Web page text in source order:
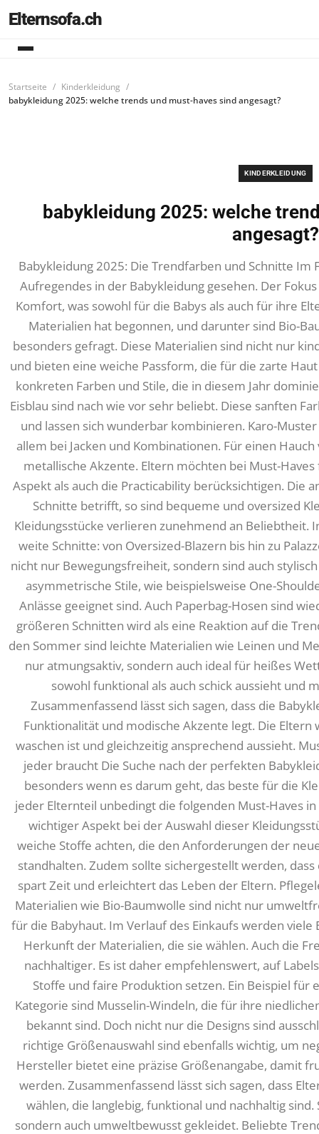
Elternsofa.ch
Startseite
Kinderkleidung
babykleidung 2025: welche trends und must-haves sind angesagt?
KINDERKLEIDUNG
babykleidung 2025: welche
angesagt?
Babykleidung 2025: Die Trendfarben und Schnitte Im
Aufregendes in der Babykleidung gesehen. Der
Komfort, was sowohl für die Babys als auch für ihre
Materialien hat begonnen, und darunter sind Bio-
besonders gefragt. Diese Materialien sind nicht nur
und bieten eine weiche Passform, die für die zarte
konkreten Farben und Stile, die in diesem Jahr
Eisblau sind nach wie vor sehr beliebt. Diese sanften
und lassen sich wunderbar kombinieren. Karo-
allem bei Jacken und Kombinationen. Für einen
metallische Akzente. Eltern möchten bei Must-
Aspekt als auch die Practicability berücksichtigen. Die
Schnitte betrifft, so sind bequeme und oversized
Kleidungsstücke verlieren zunehmend an
weite Schnitte: von Oversized-Blazern bis hin zu
nicht nur Bewegungsfreiheit, sondern sind auch
asymmetrische Stile, wie beispielsweise One-
Anlässe geeignet sind. Auch Paperbag-Hosen sind
größeren Schnitten wird als eine Reaktion auf die
den Sommer sind leichte Materialien wie Leinen und
nur atmungsaktiv, sondern auch ideal für heißes
sowohl funktional als auch schick aussieht und
Zusammenfassend lässt sich sagen, dass die
Funktionalität und modische Akzente legt. Die Eltern
waschen ist und gleichzeitig ansprechend aussieht.
jeder braucht Die Suche nach der perfekten
besonders wenn es darum geht, das beste für die
jeder Elternteil unbedingt die folgenden Must-Haves
wichtiger Aspekt bei der Auswahl dieser
weiche Stoffe achten, die den Anforderungen der
standhalten. Zudem sollte sichergestellt werden,
spart Zeit und erleichtert das Leben der Eltern.
Materialien wie Bio-Baumwolle sind nicht nur
für die Babyhaut. Im Verlauf des Einkaufs werden
Herkunft der Materialien, die sie wählen. Auch die
nachhaltiger. Es ist daher empfehlenswert, auf
Stoffe und faire Produktion setzen. Ein Beispiel für
Kategorie sind Musselin-Windeln, die für ihre
bekannt sind. Doch nicht nur die Designs sind
richtige Größenauswahl sind ebenfalls wichtig, um
Hersteller bietet eine präzise Größenangabe, damit
werden. Zusammenfassend lässt sich sagen, dass
wählen, die langlebig, funktional und nachhaltig
sondern auch umweltbewusst gekleidet. Beliebte